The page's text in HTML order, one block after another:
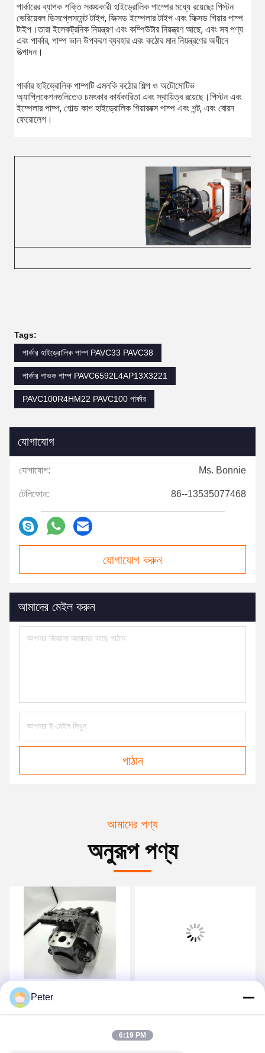
পার্কারের ব্যাপক শক্তি সঞ্চয়কারী হাইড্রোলিক পাম্পের মধ্যে রয়েছেঃ পিস্টন
ভেরিয়েবল ডিসপ্লেসমেন্ট টাইপ, ফিক্সড ইম্পেলার টাইপ এবং ফিক্সড গিয়ার পাম্প
টাইপ।তারা ইলেকট্রনিক নিয়ন্ত্রণ এবং কম্পিউটার নিয়ন্ত্রণ আছে, এবং সব পণ্য
এবং পার্কার, পাম্প ভাল উপকরণ ব্যবহার এবং কঠোর মান নিয়ন্ত্রণের অধীনে
উত্পাদন।
পার্কার হাইড্রোলিক পাম্পটি এমনকি কঠোর শিল্প ও অটোমোটিভ
অ্যাপ্লিকেশনগুলিতেও চমৎকার কার্যকারিতা এবং স্থায়িত্ব রয়েছে।পিস্টন এবং
ইম্পেলার পাম্প, গোল্ড কাপ হাইড্রোলিক গিয়ারবক্স পাম্প এবং শন্ট, এবং বোরন
ফেরোলেগ।
Tags:
পার্কার হাইড্রোলিক পাম্প PAVC33 PAVC38
পার্কার পাভক পাম্প PAVC6592L4AP13X3221
PAVC100R4HM22 PAVC100 পার্কার
যোগাযোগ
যোগাযোগ: Ms. Bonnie
টেলিফোন: 86--13535077468
যোগাযোগ করুন
আমাদের মেইল ​​করুন
পাঠান
আমাদের পণ্য
অনুরূপ পণ্য
PD18 PD28 PD45 পার্কার
হাইড্রোলিক পাম্প মাঝারি চাপ Pd
Peter
6:19 PM